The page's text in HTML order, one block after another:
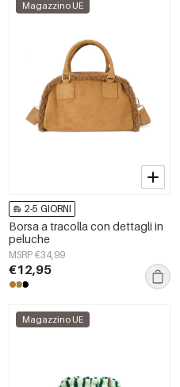
Magazzino UE
2-5 GIORNI
Borsa a tracolla con dettagli in
peluche
MSRP €34,99
€12,95
Magazzino UE